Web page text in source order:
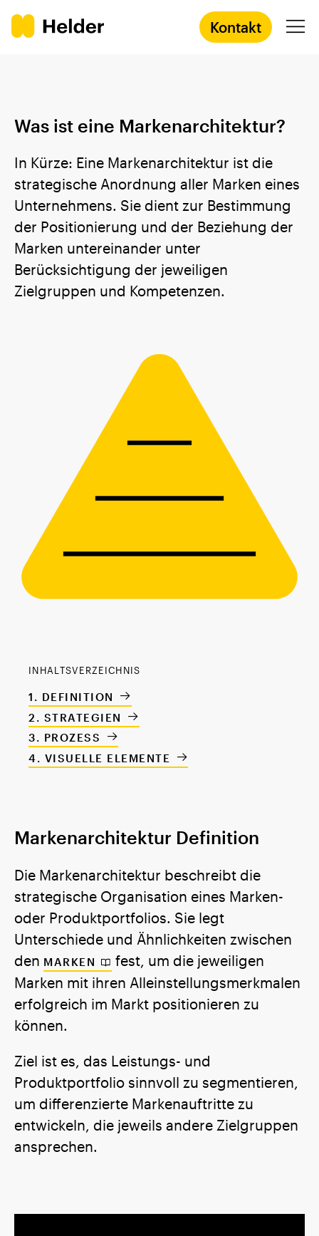
Kontakt
Prozess
Success Stories
Academy
Was ist eine Markenarchitektur?
In Kürze: Eine Markenarchitektur ist die
strategische Anordnung aller Marken eines
Unternehmens. Sie dient zur Bestimmung
der Positionierung und der Beziehung der
Marken untereinander unter
Berücksichtigung der jeweiligen
Zielgruppen und Kompetenzen.
INHALTSVERZEICHNIS
DEFINITION
STRATEGIEN
PROZESS
VISUELLE ELEMENTE
Markenarchitektur Definition
Die Markenarchitektur beschreibt die
strategische Organisation eines Marken-
oder Produktportfolios. Sie legt
Unterschiede und Ähnlichkeiten zwischen
den MARKEN
fest, um die jeweiligen
Marken mit ihren Alleinstellungsmerkmalen
erfolgreich im Markt positionieren zu
können.
Ziel ist es, das Leistungs- und
Produktportfolio sinnvoll zu segmentieren,
um differenzierte Markenauftritte zu
entwickeln, die jeweils andere Zielgruppen
ansprechen.